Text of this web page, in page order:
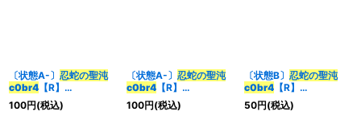
〔状態A-〕 忍蛇の聖沌
c0br4 【R】
{24BD634/60}《闇》
100円(税込)
〔状態A-〕 忍蛇の聖沌
c0br4【R】
{23RP417/74}《闇》
100円(税込)
〔状態B〕 忍蛇の聖沌
c0br4【R】
{23RP417/74}《闇》
50円(税込)